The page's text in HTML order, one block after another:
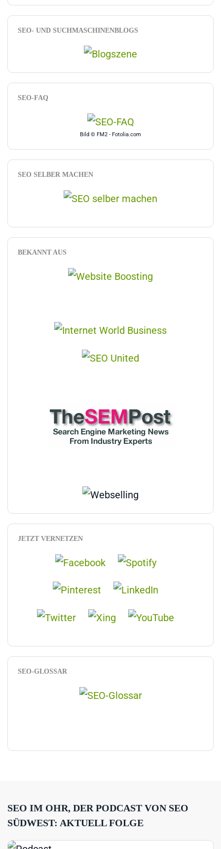
SEO- UND SUCHMASCHINENBLOGS
SEO-FAQ
Bild © FM2 - Fotolia.com
SEO SELBER MACHEN
BEKANNT AUS
JETZT VERNETZEN
SEO-GLOSSAR
SEO IM OHR, DER PODCAST VON SEO
SÜDWEST: AKTUELL FOLGE